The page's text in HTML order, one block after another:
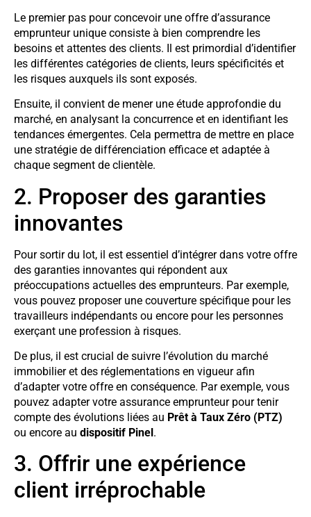
Le premier pas pour concevoir une offre d’assurance
emprunteur unique consiste à bien comprendre les
besoins et attentes des clients. Il est primordial d’identifier
les différentes catégories de clients, leurs spécificités et
les risques auxquels ils sont exposés.
Ensuite, il convient de mener une étude approfondie du
marché, en analysant la concurrence et en identifiant les
tendances émergentes. Cela permettra de mettre en place
une stratégie de différenciation efficace et adaptée à
chaque segment de clientèle.
2. Proposer des garanties
innovantes
Pour sortir du lot, il est essentiel d’intégrer dans votre offre
des garanties innovantes qui répondent aux
préoccupations actuelles des emprunteurs. Par exemple,
vous pouvez proposer une couverture spécifique pour les
travailleurs indépendants ou encore pour les personnes
exerçant une profession à risques.
De plus, il est crucial de suivre l’évolution du marché
immobilier et des réglementations en vigueur afin
d’adapter votre offre en conséquence. Par exemple, vous
pouvez adapter votre assurance emprunteur pour tenir
compte des évolutions liées au Prêt à Taux Zéro (PTZ)
ou encore au dispositif Pinel.
3. Offrir une expérience
client irréprochable